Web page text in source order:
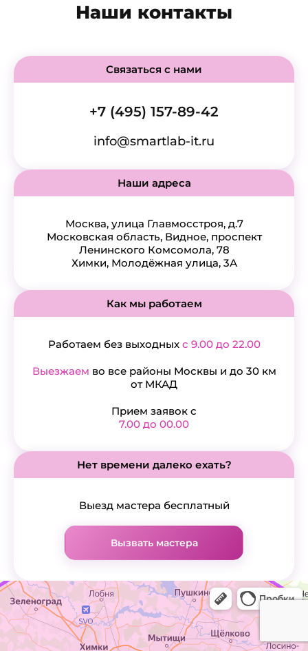
Наши контакты
Связаться с нами
+7 (495) 157-89-42
info@smartlab-it.ru
Наши адреса
Москва, улица Главмосстроя, д.7
Московская область, Видное, проспект
Ленинского Комсомола, 78
Химки, Молодёжная улица, 3А
Как мы работаем
Работаем без выходных с 9.00 до 22.00
Выезжаем во все районы Москвы и до 30 км
от МКАД
Прием заявок с
7.00 до 00.00
Нет времени далеко ехать?
Выезд мастера бесплатный
Вызвать мастера